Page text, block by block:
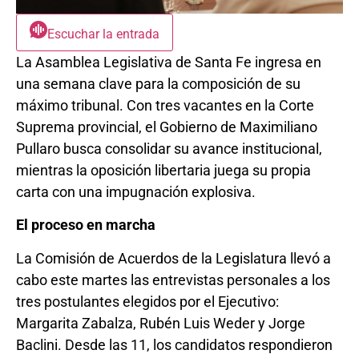
Escuchar la entrada
La Asamblea Legislativa de Santa Fe ingresa en
una semana clave para la composición de su
máximo tribunal. Con tres vacantes en la Corte
Suprema provincial, el Gobierno de Maximiliano
Pullaro busca consolidar su avance institucional,
mientras la oposición libertaria juega su propia
carta con una impugnación explosiva.
El proceso en marcha
La Comisión de Acuerdos de la Legislatura llevó a
cabo este martes las entrevistas personales a los
tres postulantes elegidos por el Ejecutivo:
Margarita Zabalza, Rubén Luis Weder y Jorge
Baclini. Desde las 11, los candidatos respondieron